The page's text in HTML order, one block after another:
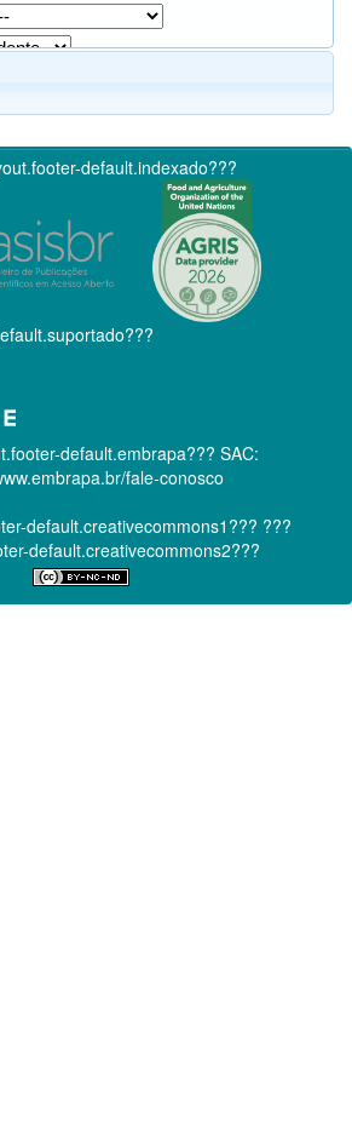
default.indexado???
default.embrapa??? SAC:
fale-conosco
default.creativecommons1??? ???
default.creativecommons2???